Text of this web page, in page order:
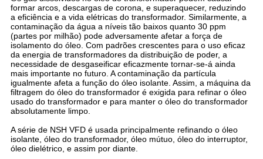
formar arcos, descargas de corona, e superaquecer, reduzindo
a eficiência e a vida elétricas do transformador. Similarmente, a
contaminação da água a níveis tão baixos quanto 30 ppm
(partes por milhão) pode adversamente afetar a força de
isolamento do óleo. Com padrões crescentes para o uso eficaz
da energia de transformadores da distribuição de poder, a
necessidade de desgaseificar eficazmente tornar-se-á ainda
mais importante no futuro. A contaminação da partícula
igualmente afeta a função do óleo isolante. Assim, a máquina da
filtragem do óleo do transformador é exigida para refinar o óleo
usado do transformador e para manter o óleo do transformador
absolutamente limpo.
A série de NSH VFD é usada principalmente refinando o óleo
isolante, óleo do transformador, óleo mútuo, óleo do interruptor,
óleo dielétrico, e assim por diante.